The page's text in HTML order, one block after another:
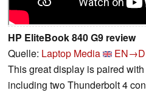
HP EliteBook 840 G9 review
Quelle: Laptop Media
This great display is paired
including two Thunderbolt 4